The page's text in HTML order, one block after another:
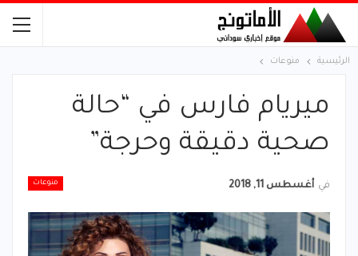
الرئيسية منوعات
ميريام فارس في “حالة
صحية دقيقة وحرجة”
منوعات في أغسطس 11, 2018